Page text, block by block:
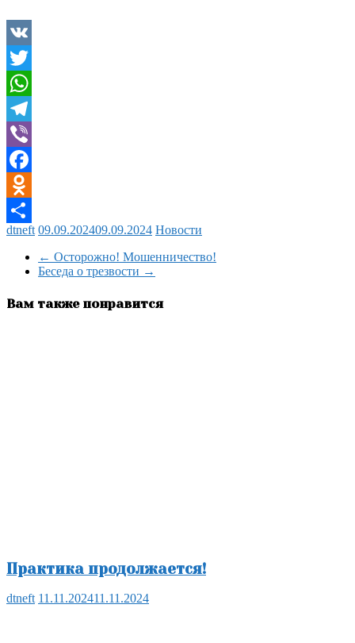
VK
Twitter
WhatsApp
Telegram
Viber
Facebook
Odnoklassniki
Отправить
dtneft 09.09.202409.09.2024 Новости
← Осторожно! Мошенничество!
Беседа о трезвости →
Вам также понравится
Практика продолжается!
dtneft 11.11.202411.11.2024